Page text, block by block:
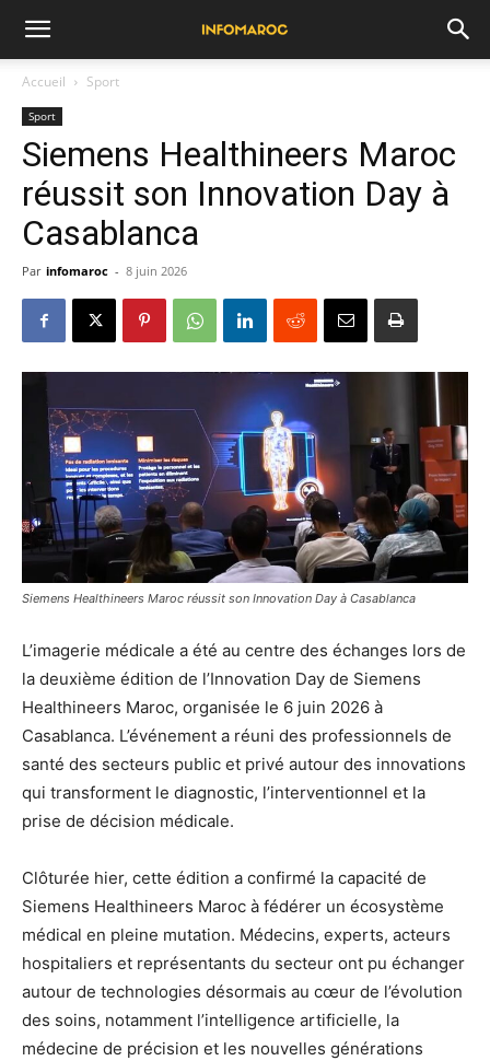
Accueil Sport
Sport
Siemens Healthineers Maroc
réussit son Innovation Day à
Casablanca
Par infomaroc - 8 juin 2026
Siemens Healthineers Maroc réussit son Innovation Day à Casablanca
L’imagerie médicale a été au centre des échanges lors de
la deuxième édition de l’Innovation Day de Siemens
Healthineers Maroc, organisée le 6 juin 2026 à
Casablanca. L’événement a réuni des professionnels de
santé des secteurs public et privé autour des innovations
qui transforment le diagnostic, l’interventionnel et la
prise de décision médicale.
Clôturée hier, cette édition a confirmé la capacité de
Siemens Healthineers Maroc à fédérer un écosystème
médical en pleine mutation. Médecins, experts, acteurs
hospitaliers et représentants du secteur ont pu échanger
autour de technologies désormais au cœur de l’évolution
des soins, notamment l’intelligence artificielle, la
médecine de précision et les nouvelles générations